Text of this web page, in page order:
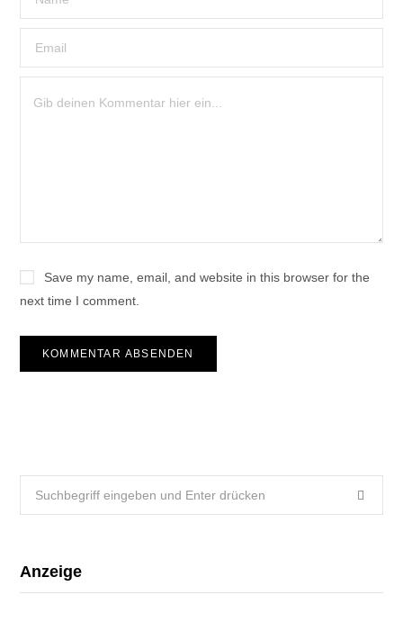
Save my name, email, and website in this browser for the
next time I comment.
Anzeige